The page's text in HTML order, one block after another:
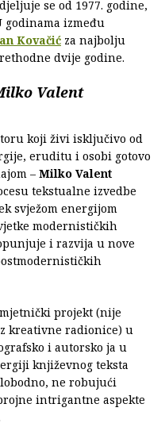
se od 1977. godine,
godinama između
Kovačić za najbolju
dvije godine.
Valent
koji živi isključivo od
eruditu i osobi gotovo
– Milko Valent
tekstualne izvedbe
svježom energijom
modernističkih
i razvija u nove
projekt (nije
kreativne radionice) u
i autorsko ja u
književnog teksta
ne robujući
intrigantne aspekte